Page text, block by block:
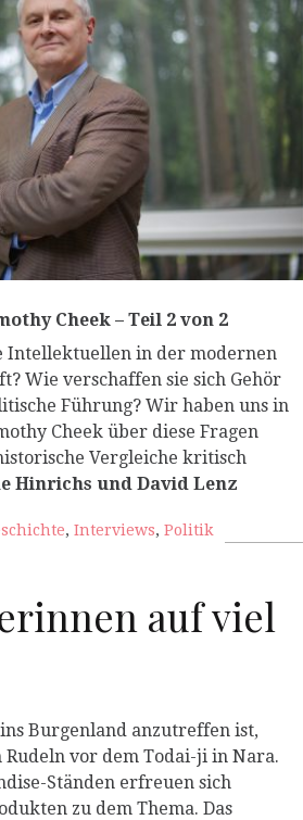
Cheek – Teil 2 von 2
Intellektuellen in der modernen
Wie verschaffen sie sich Gehör
Führung? Wir haben uns in
Cheek über diese Fragen
Vergleiche kritisch
Hinrichs und David Lenz
, Interviews, Politik
auf viel
Burgenland anzutreffen ist,
vor dem Todai-ji in Nara.
Ständen erfreuen sich
zu dem Thema. Das